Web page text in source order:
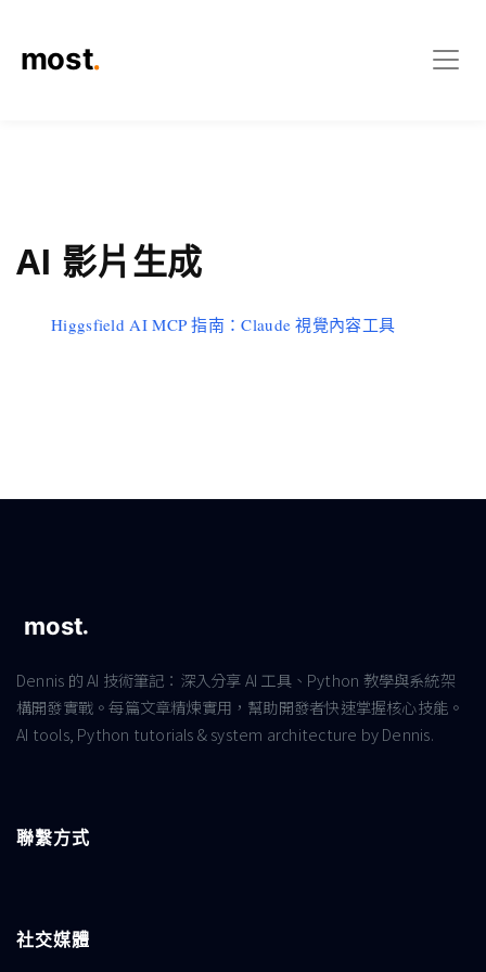
AI 影片生成
Higgsfield AI MCP 指南：Claude 視覺內容工具
Dennis 的 AI 技術筆記：深入分享 AI 工具、Python 教學與系統架
構開發實戰。每篇文章精煉實用，幫助開發者快速掌握核心技能。
AI tools, Python tutorials & system architecture by Dennis.
聯繫方式
社交媒體